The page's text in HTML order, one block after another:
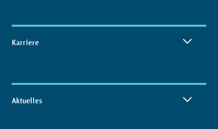
Karriere
Aktuelles